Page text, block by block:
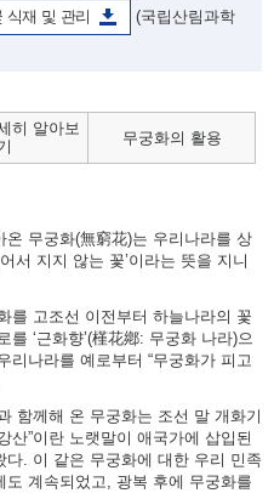
식재 및 관리
(국립산림과학
히 알아보
무궁화의 활용
무궁화(無窮花)는 우리나라를 상
서 지지 않는 꽃’이라는 뜻을 지니
를 고조선 이전부터 하늘나라의 꽃
‘근화향’(槿花鄕: 무궁화 나라)으
리나라를 예로부터 “무궁화가 피고
함께해 온 무궁화는 조선 말 개화기
산”이란 노랫말이 애국가에 삽입된
. 이 같은 무궁화에 대한 우리 민족
계속되었고, 광복 후에 무궁화를